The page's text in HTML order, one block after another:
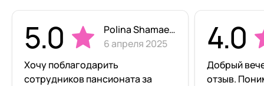
5.0
Polina Shamaeva
6 апреля 2025
Хочу поблагодарить
сотрудников пансионата за
4.0
Добрый
отзыв.